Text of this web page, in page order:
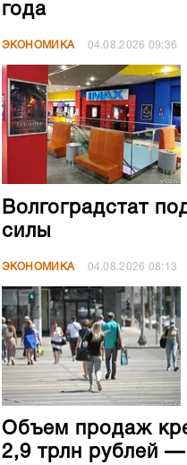
года
ЭКОНОМИКА 04.08.2026 09:36
Волгоградстат
силы
ЭКОНОМИКА 04.08.2026 08:13
Объем продаж
2,9 трлн рублей